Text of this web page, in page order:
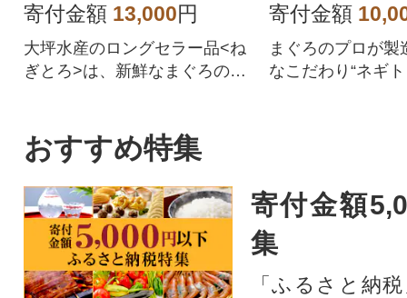
寄付金額 13,000円
大坪水産のロングセラー品<ね
ぎとろ>は、新鮮なまぐろのう
CP・EU HACCP認定を共に最
高レベルで取得し、安全で安
心な食材をお届けしていま
す。またサスティナブルシー
フードへの取り組みとしてMS
C CoC認証も取得しました。
寄付金額
まぐろのプロが製
なこだわり“ネギ
おすすめ特集
寄付金額
集
「ふるさと納